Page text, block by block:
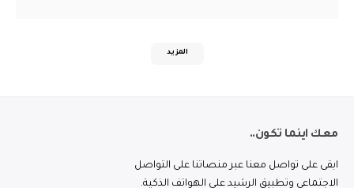
المزيد
معك اينما تكون..
ابقى على تواصل معنا عبر منصاتنا على التواصل
الاجتماعي وتطبيق الرشيد على الهواتف الذكية.